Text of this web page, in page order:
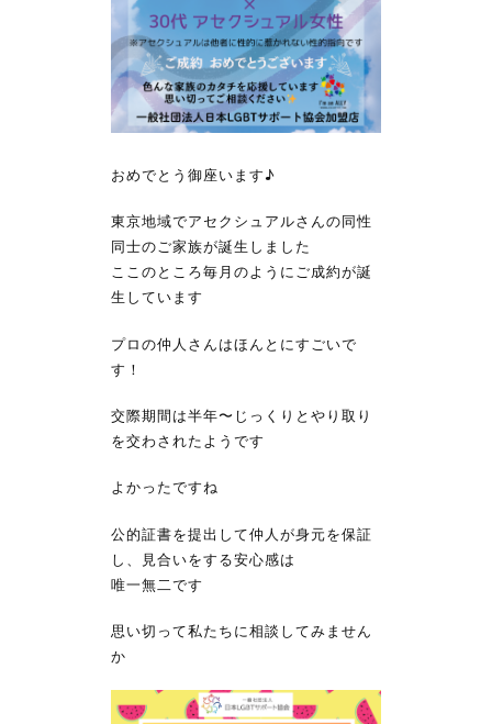
おめでとう御座います♪
東京地域でアセクシュアルさんの同性
同士のご家族が誕生しました
ここのところ毎月のようにご成約が誕
生しています
プロの仲人さんはほんとにすごいで
す！
交際期間は半年〜じっくりとやり取り
を交わされたようです
よかったですね
公的証書を提出して仲人が身元を保証
し、見合いをする安心感は
唯一無二です
思い切って私たちに相談してみません
か